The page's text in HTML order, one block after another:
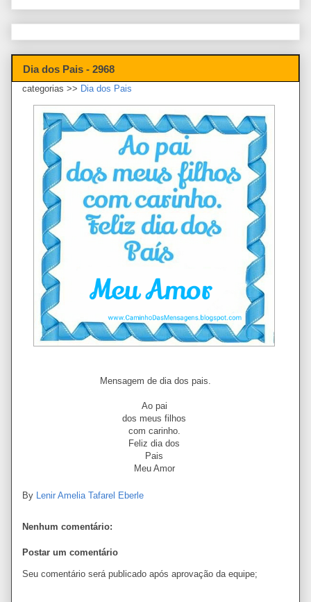
Dia dos Pais - 2968
categorias >> Dia dos Pais
Mensagem de dia dos pais.
Ao pai
dos meus filhos
com carinho.
Feliz dia dos
Pais
Meu Amor
By Lenir Amelia Tafarel Eberle
Nenhum comentário:
Postar um comentário
Seu comentário será publicado após aprovação da equipe;